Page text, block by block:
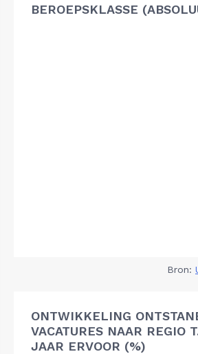
BEROEPSKLASSE
Bron:
ONTWIKKELING
VACATURES NAAR REGIO
JAAR ERVOOR (%)